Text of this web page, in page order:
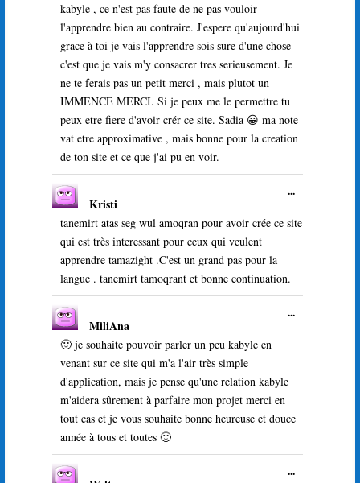
kabyle , ce n'est pas faute de ne pas vouloir
l'apprendre bien au contraire. J'espere qu'aujourd'hui
grace à toi je vais l'apprendre sois sure d'une chose
c'est que je vais m'y consacrer tres serieusement. Je
ne te ferais pas un petit merci , mais plutot un
IMMENCE MERCI. Si je peux me le permettre tu
peux etre fiere d'avoir crér ce site. Sadia 😀 ma note
vat etre approximative , mais bonne pour la creation
de ton site et ce que j'ai pu en voir.
Kristi
tanemirt atas seg wul amoqran pour avoir crée ce site
qui est très interessant pour ceux qui veulent
apprendre tamazight .C'est un grand pas pour la
langue . tanemirt tamoqrant et bonne continuation.
...Ouvrir/
boîte
MiliAna
🙂 je souhaite pouvoir parler un peu kabyle en
venant sur ce site qui m'a l'air très simple
d'application, mais je pense qu'une relation kabyle
m'aidera sûrement à parfaire mon projet merci en
tout cas et je vous souhaite bonne heureuse et douce
année à tous et toutes 🙂
...Ouvrir/
...Ouvrir/